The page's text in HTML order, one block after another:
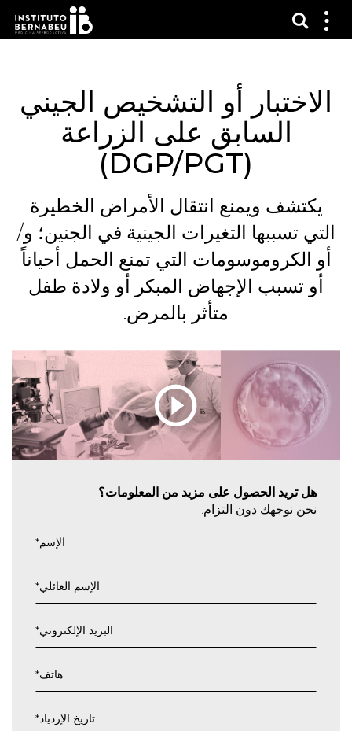
الاختبار أو التشخيص الجيني
السابق على الزراعة
(DGP/PGT)
يكتشف ويمنع انتقال الأمراض الخطيرة
التي تسببها التغيرات الجينية في الجنين؛ و/
أو الكروموسومات التي تمنع الحمل أحياناً
أو تسبب الإجهاض المبكر أو ولادة طفل
متأثر بالمرض.
هل تريد الحصول على مزيد من المعلومات؟
نحن نوجهك دون التزام.
الإسم*
الإسم العائلي*
البريد الإلكتروني*
هاتف*
تاريخ الإزدياد*